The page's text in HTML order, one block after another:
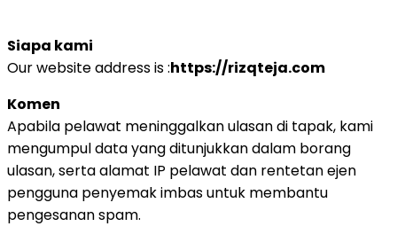
Siapa kami
Our website address is :https://rizqteja.com
Komen
Apabila pelawat meninggalkan ulasan di tapak, kami
mengumpul data yang ditunjukkan dalam borang
ulasan, serta alamat IP pelawat dan rentetan ejen
pengguna penyemak imbas untuk membantu
pengesanan spam.